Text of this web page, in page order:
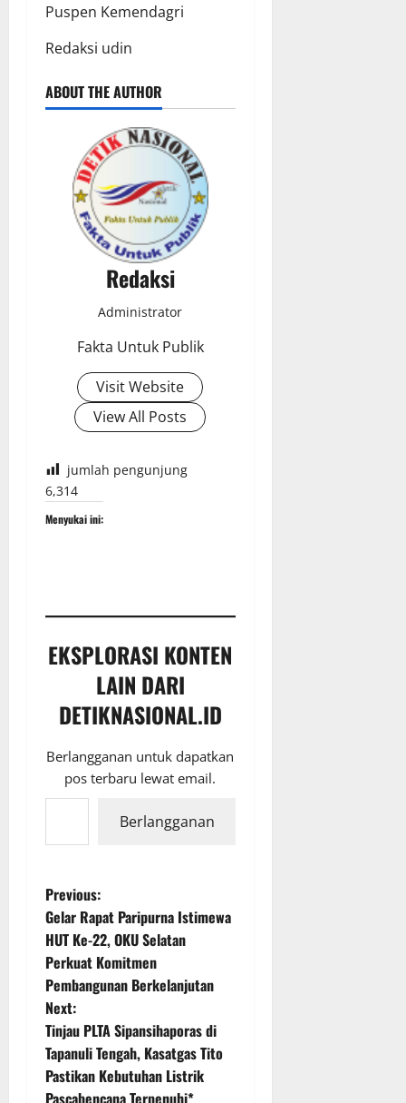
Puspen Kemendagri
Redaksi udin
ABOUT THE AUTHOR
Redaksi
Administrator
Fakta Untuk Publik
Visit Website
View All Posts
jumlah pengunjung
6,314
Menyukai ini:
EKSPLORASI KONTEN
LAIN DARI
DETIKNASIONAL.ID
Berlangganan untuk dapatkan
pos terbaru lewat email.
Ketikkan email Anda...
Berlangganan
P
o
s
t
n
a
Previous:
Gelar Rapat Paripurna Istimewa
HUT Ke-22, OKU Selatan
Perkuat Komitmen
Pembangunan Berkelanjutan
Next:
Tinjau PLTA Sipansihaporas di
Tapanuli Tengah, Kasatgas Tito
Pastikan Kebutuhan Listrik
Pascabencana Terpenuhi*